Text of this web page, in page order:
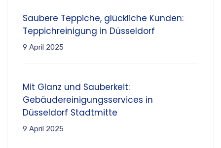
Saubere Teppiche, glückliche Kunden:
Teppichreinigung in Düsseldorf
9 April 2025
Mit Glanz und Sauberkeit:
Gebäudereinigungsservices in
Düsseldorf Stadtmitte
9 April 2025